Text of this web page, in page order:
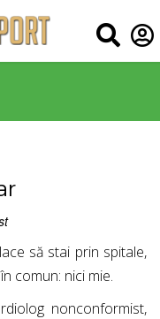
să stai prin spitale,
comun: nici mie.
nonconformist,